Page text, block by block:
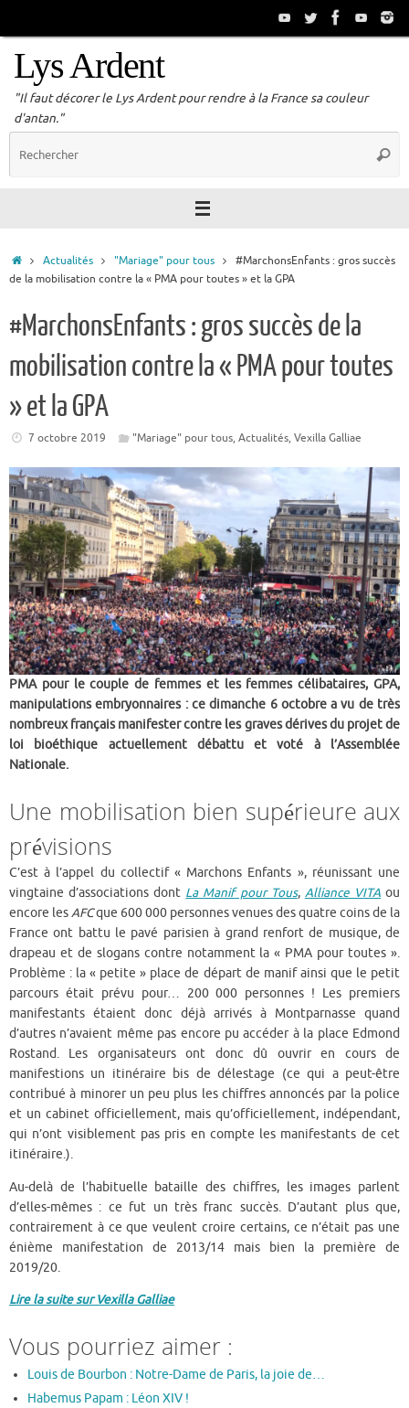
Lys Ardent
"Il faut décorer le Lys Ardent pour rendre à la France sa couleur
d'antan."
Accueil
Actualités "Mariage" pour tous
#MarchonsEnfants : gros succès
de la mobilisation contre la « PMA pour toutes » et la GPA
#MarchonsEnfants : gros succès de la
mobilisation contre la « PMA pour toutes
» et la GPA
7 octobre 2019 "Mariage" pour tous,Actualités,Vexilla Galliae
PMA pour le couple de femmes et les femmes célibataires, GPA,
manipulations embryonnaires : ce dimanche 6 octobre a vu de très
nombreux français manifester contre les graves dérives du projet de
loi bioéthique actuellement débattu et voté à l’Assemblée
Nationale.
Une mobilisation bien supérieure aux
prévisions
C’est à l’appel du collectif « Marchons Enfants », réunissant une
vingtaine d’associations dont La Manif pour Tous, Alliance VITAou
encore lesAFCque 600 000 personnes venues des quatre coins de la
France ont battu le pavé parisien à grand renfort de musique, de
drapeau et de slogans contre notamment la « PMA pour toutes ».
Problème : la « petite » place de départ de manif ainsi que le petit
parcours était prévu pour… 200 000 personnes ! Les premiers
manifestants étaient donc déjà arrivés à Montparnasse quand
d’autres n’avaient même pas encore pu accéder à la place Edmond
Rostand. Les organisateurs ont donc dû ouvrir en cours de
manifestions un itinéraire bis de délestage (ce qui a peut-être
contribué à minorer un peu plus les chiffres annoncés par la police
et un cabinet officiellement, mais qu’officiellement, indépendant,
qui n’ont visiblement pas pris en compte les manifestants de cet
itinéraire.).
Au-delà de l’habituelle bataille des chiffres, les images parlent
d’elles-mêmes : ce fut un très franc succès. D’autant plus que,
contrairement à ce que veulent croire certains, ce n’était pas une
énième manifestation de 2013/14 mais bien la première de
2019/20.
Lire la suite sur Vexilla Galliae
Vous pourriez aimer :
Louis de Bourbon : Notre-Dame de Paris, la joie de…
Habemus Papam : Léon XIV !